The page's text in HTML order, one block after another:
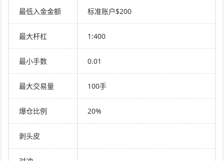
最低入金金额 标准账户$200
最大杆杠 1:400
最小手数 0.01
最大交易量 100手
爆仓比例 20%
剥头皮